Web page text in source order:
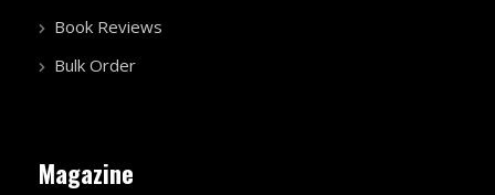
Book Reviews
Bulk Order
Magazine